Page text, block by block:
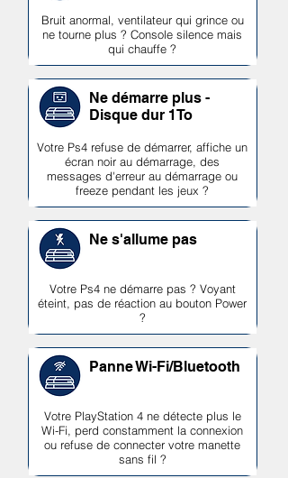
Bruit anormal, ventilateur qui grince ou
ne tourne plus ? Console silence mais
qui chauffe ?
Ne démarre plus -
Disque dur 1To
Votre Ps4 refuse de démarrer, affiche un
écran noir au démarrage, des
messages d'erreur au démarrage ou
freeze pendant les jeux ?
Ne s'allume pas
Votre Ps4 ne démarre pas ? Voyant
éteint, pas de réaction au bouton Power
?
Panne Wi-Fi/Bluetooth
Votre PlayStation 4 ne détecte plus le
Wi-Fi, perd constamment la connexion
ou refuse de connecter votre manette
sans fil ?